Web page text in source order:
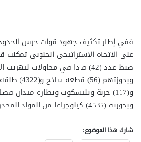
ففي إطار تكثيف جهود قوات حرس الحدود
على الاتجاه الاستراتيجي الجنوبي
ضبط عدد (42) فردا في محاولات
وبحوزتهم (56)
و(117) خزنة وتليسكوب ونظارة ميدان
وبحوزته (4535) كيلوجراما من المواد المخدرة مختلفة الأنواع.
شارك هذا الموضوع: